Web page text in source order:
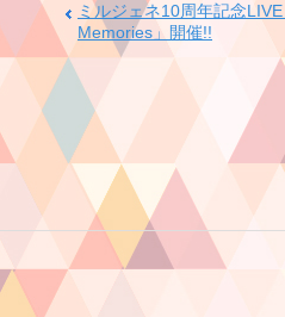
ミルジェネ10周年記念
Memories」開催!!